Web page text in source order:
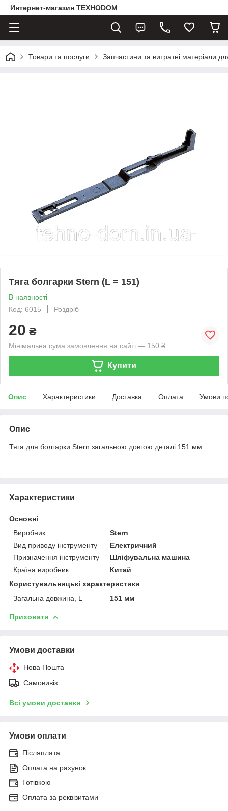
Интернет-магазин ТЕХНОDOM
Товари та послуги Запчастини та витратні матеріали
Тяга болгарки Stern (L = 151)
В наявності
Код: 6015
Роздріб
20 ₴
Мінімальна сума замовлення на сайті — 150 ₴
Купити
Опис Характеристики Доставка Оплата Умови
Опис
Тяга для болгарки Stern загальною довгою деталі 151 мм.
Характеристики
Основні
Виробник
Stern
Вид приводу інструменту
Електричний
Призначення інструменту
Шліфувальна машина
Країна виробник
Китай
Користувальницькі характеристики
Загальна довжина, L
151 мм
Приховати
Умови доставки
Нова Пошта
Самовивіз
Всі умови доставки
Умови оплати
Післяплата
Оплата на рахунок
Готівкою
Оплата за реквізитами